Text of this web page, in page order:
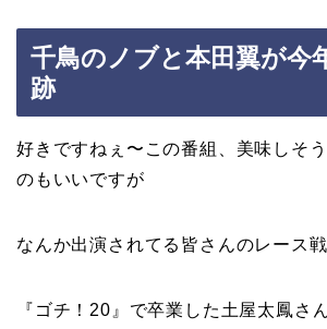
千鳥のノブと本田翼が今
跡
好きですねぇ〜この番組、美味しそ
のもいいですが
なんか出演されてる皆さんのレース戦
『ゴチ！20』で卒業した 土屋太鳳さ